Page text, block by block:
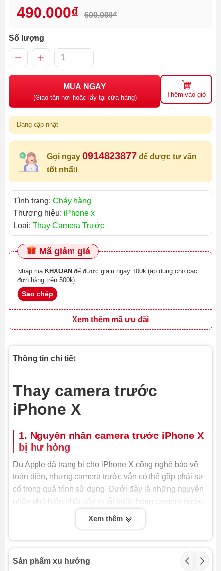
490.000₫ 600.000₫
Số lượng
MUA NGAY
(Giao tận nơi hoặc lấy tại cửa hàng) Thêm vào giỏ
Đang cập nhật
Gọi ngay 0914823877 để được tư vấn
tốt nhất!
Tình trạng: Cháy hàng
Thương hiệu: iPhone x
Loại: Thay Camera Trước
Mã giảm giá
Nhập mã KHXOAN
đơn hàng trên 500k)
Sao chép
Xem thêm mã ưu đãi
Thông tin chi tiết
Thay camera trước
iPhone X
1. Nguyên nhân camera trước iPhone X
bị hư hỏng
Dù Apple đã trang bị cho iPhone X công nghệ bảo vệ
toàn diện, nhưng camera trước vẫn có thể gặp phải sự
cố trong quá trình sử dụng. Dưới đây là những nguyên
nhân phổ biến nhất gây ra lỗi hoặc hỏng camera trước,
buộc bạn phải thay camera trước iPhone X hoặc sửa
khiến camera trước bị hỏng. Lực tác động mạnh có thể
Xem thêm
Sản phẩm xu hướng